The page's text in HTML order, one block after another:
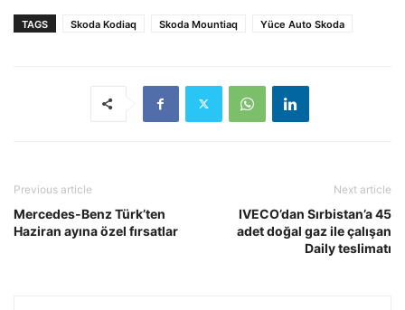
TAGS Skoda Kodiaq Skoda Mountiaq Yüce Auto Skoda
Previous article
Mercedes-Benz Türk’ten
Haziran ayına özel fırsatlar
Next article
IVECO’dan Sırbistan’a 45
adet doğal gaz ile çalışan
Daily teslimatı